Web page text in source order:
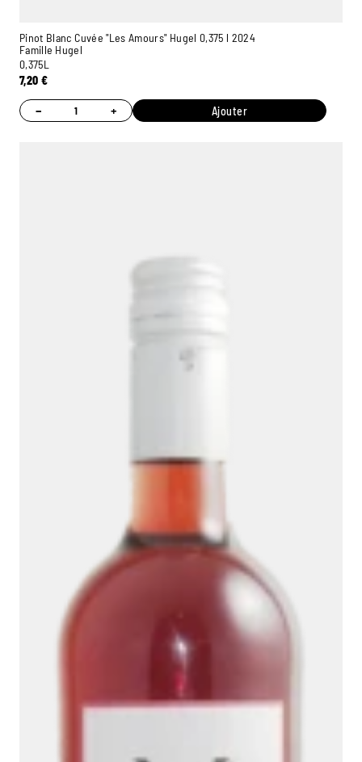
Pinot Blanc Cuvée "Les Amours" Hugel 0,375 l 2024
Famille Hugel
0,375L
7,20 €
− + Ajouter